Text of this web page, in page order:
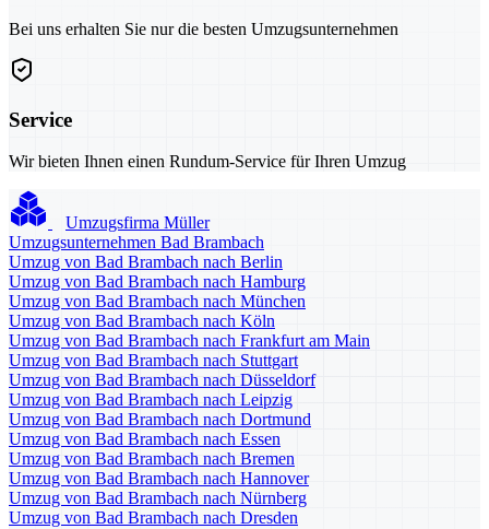
Bei uns erhalten Sie nur die besten Umzugsunternehmen
Service
Wir bieten Ihnen einen Rundum-Service für Ihren Umzug
Umzugsfirma Müller
Umzugsunternehmen Bad Brambach
Umzug von Bad Brambach nach Berlin
Umzug von Bad Brambach nach Hamburg
Umzug von Bad Brambach nach München
Umzug von Bad Brambach nach Köln
Umzug von Bad Brambach nach Frankfurt am Main
Umzug von Bad Brambach nach Stuttgart
Umzug von Bad Brambach nach Düsseldorf
Umzug von Bad Brambach nach Leipzig
Umzug von Bad Brambach nach Dortmund
Umzug von Bad Brambach nach Essen
Umzug von Bad Brambach nach Bremen
Umzug von Bad Brambach nach Hannover
Umzug von Bad Brambach nach Nürnberg
Umzug von Bad Brambach nach Dresden